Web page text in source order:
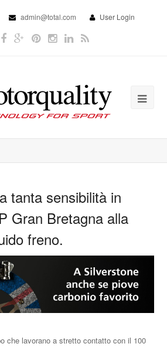
admin@total.com User Login
tanta sensibilità in
Gran Bretagna alla
freno.
che lavorano a stretto contatto con il 100